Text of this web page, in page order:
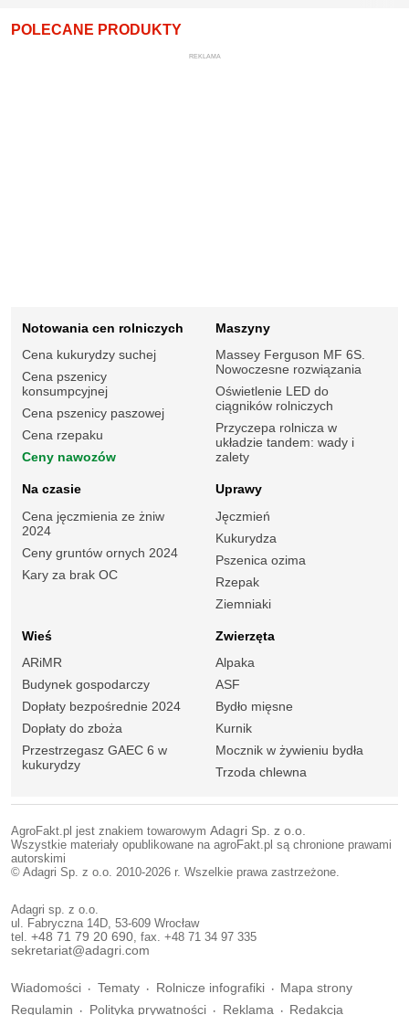
POLECANE PRODUKTY
REKLAMA
Notowania cen rolniczych
Cena kukurydzy suchej
Cena pszenicy
konsumpcyjnej
Cena pszenicy paszowej
Cena rzepaku
Ceny nawozów
Maszyny
Massey Ferguson MF 6S.
Nowoczesne rozwiązania
Oświetlenie LED do
ciągników rolniczych
Przyczepa rolnicza w
układzie tandem: wady i
zalety
Na czasie
Cena jęczmienia ze żniw
2024
Ceny gruntów ornych 2024
Kary za brak OC
Uprawy
Jęczmień
Kukurydza
Pszenica ozima
Rzepak
Ziemniaki
Wieś
ARiMR
Budynek gospodarczy
Dopłaty bezpośrednie 2024
Dopłaty do zboża
Przestrzegasz GAEC 6 w
kukurydzy
Zwierzęta
Alpaka
ASF
Bydło mięsne
Kurnik
Mocznik w żywieniu bydła
Trzoda chlewna
AgroFakt.pl jest znakiem towarowym Adagri Sp. z o.o.
Wszystkie materiały opublikowane na agroFakt.pl są chronione prawami
autorskimi
© Adagri Sp. z o.o. 2010-2026 r. Wszelkie prawa zastrzeżone.
Adagri sp. z o.o.
ul. Fabryczna 14D, 53-609 Wrocław
tel. +48 71 79 20 690 , fax. +48 71 34 97 335
sekretariat@adagri.com
Wiadomości Tematy Rolnicze infografiki
Mapa strony
Regulamin
Polityka prywatności Reklama Redakcja